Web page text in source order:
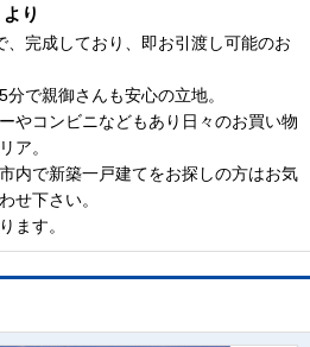
より
、完成しており、即お引渡し可能のお
で親御さんも安心の立地。
やコンビニなどもあり日々のお買い物
ア。
内で新築一戸建てをお探しの方はお気
せ下さい。
ます。